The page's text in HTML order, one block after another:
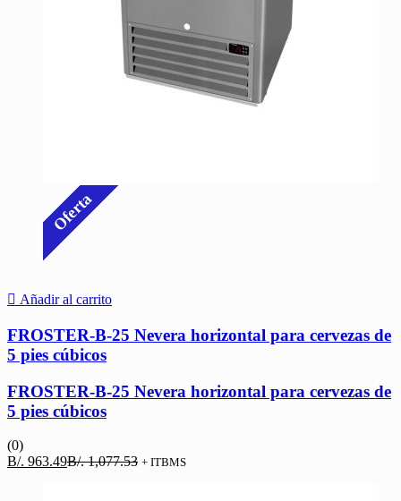
Oferta
Añadir al carrito
FROSTER-B-25 Nevera horizontal para cervezas de
5 pies cúbicos
FROSTER-B-25 Nevera horizontal para cervezas de
5 pies cúbicos
(0)
B/. 963.49El
B/.1,077.53 El
+ ITBMS